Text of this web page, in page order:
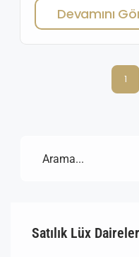
amacıyla alınıp
Groupe olarak, ticari
çözümler sunmaktayız
Devamını
1
Satılık Lüx Daireler